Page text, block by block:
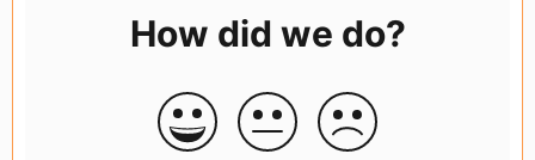
How did we do?